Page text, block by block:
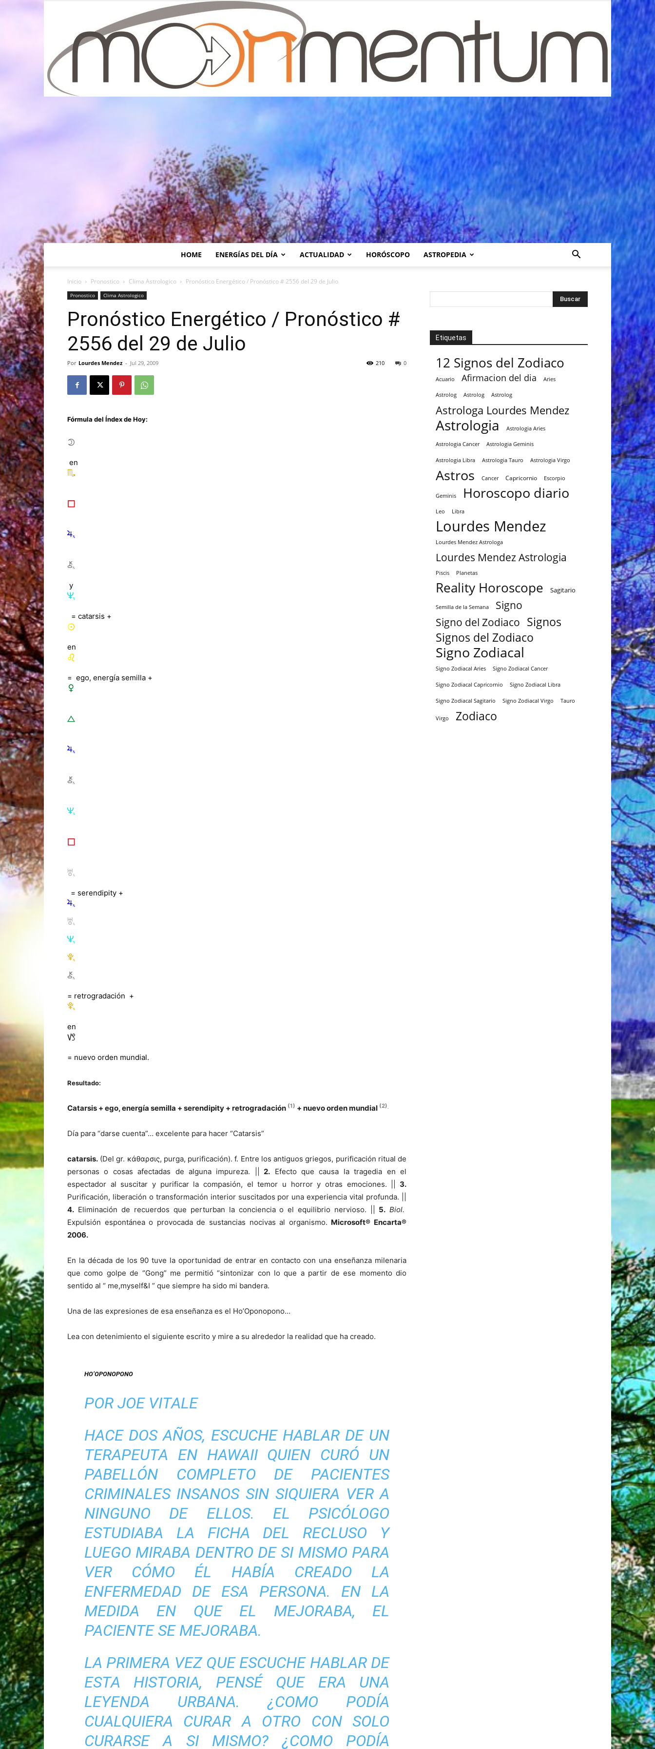
Moonmentum
HOME ENERGÍAS DEL DÍA ACTUALIDAD HORÓSCOPO ASTROPEDIA
Inicio Pronostico Clima Astrologico Pronóstico Energético / Pronóstico # 2556 del 29 de Julio
Pronostico Clima Astrologico
Pronóstico Energético / Pronóstico #
2556 del 29 de Julio
Por Lourdes Mendez - Jul 29, 2009 0
210
Fórmula del Índex de Hoy:
en
y
= catarsis +
en
= ego, energía semilla +
= serendipity +
= retrogradación +
en
= nuevo orden mundial.
Resultado:
Catarsis + ego, energía semilla + serendipity + retrogradación (1) + nuevo orden mundial (2).
Día para “darse cuenta”… excelente para hacer “Catarsis”
catarsis. (Del gr. κάθαρσις, purga, purificación). f. Entre los antiguos griegos, purificación ritual de
personas o cosas afectadas de alguna impureza. ||
2. Efecto que causa la tragedia en el
espectador al suscitar y purificar la compasión, el temor u horror y otras emociones. ||
3.
Purificación, liberación o transformación interior suscitados por una experiencia vital profunda. ||
4. Eliminación de recuerdos que perturban la conciencia o el equilibrio nervioso. || 5. Biol.
Expulsión espontánea o provocada de sustancias nocivas al organismo. Microsoft® Encarta®
2006.
En la década de los 90 tuve la oportunidad de entrar en contacto con una enseñanza milenaria
que como golpe de “Gong” me permitió “sintonizar con lo que a partir de ese momento dio
sentido al “ me,myself&I ” que siempre ha sido mi bandera.
Una de las expresiones de esa enseñanza es el Ho’Oponopono…
Lea con detenimiento el siguiente escrito y mire a su alrededor la realidad que ha creado.
HO’OPONOPONO
POR JOE VITALE
HACE DOS AÑOS, ESCUCHE HABLAR DE UN
TERAPEUTA EN HAWAII QUIEN CURÓ UN
PABELLÓN COMPLETO DE PACIENTES
CRIMINALES INSANOS SIN SIQUIERA VER A
NINGUNO DE ELLOS. EL PSICÓLOGO
ESTUDIABA LA FICHA DEL RECLUSO Y
LUEGO MIRABA DENTRO DE SI MISMO PARA
VER CÓMO ÉL HABÍA CREADO LA
ENFERMEDAD DE ESA PERSONA. EN LA
MEDIDA EN QUE EL MEJORABA, EL
PACIENTE SE MEJORABA.
LA PRIMERA VEZ QUE ESCUCHE HABLAR DE
ESTA HISTORIA, PENSÉ QUE ERA UNA
LEYENDA URBANA. ¿COMO PODÍA
CUALQUIERA CURAR A OTRO CON SOLO
CURARSE A SI MISMO? ¿COMO PODÍA
Etiquetas
12 Signos del Zodiaco
Acuario Afirmacion del dia Aries
Astrolog Astrolog Astrolog
Astrologa Lourdes Mendez
Astrologia Astrologia Aries
Astrologia Cancer Astrologia Geminis
Astrologia Libra Astrologia Tauro Astrologia Virgo
Astros Cancer Capricornio Escorpio
Geminis Horoscopo diario
Leo Libra
Lourdes Mendez
Lourdes Mendez Astrologa
Lourdes Mendez Astrologia
Piscis Planetas
Reality Horoscope Sagitario
Semilla de la Semana
Signo
Signo del Zodiaco Signos
Signos del Zodiaco
Signo Zodiacal
Signo Zodiacal Aries Signo Zodiacal Cancer
Signo Zodiacal Capricornio Signo Zodiacal Libra
Signo Zodiacal Sagitario Signo Zodiacal Virgo Tauro
Virgo Zodiaco